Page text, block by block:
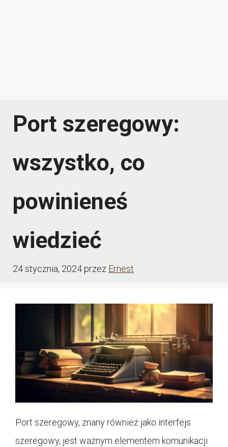
Port szeregowy:
wszystko, co
powinieneś
wiedzieć
24 stycznia, 2024przez Ernest
Port szeregowy, znany również jako interfejs
szeregowy, jest ważnym elementem komunikacji